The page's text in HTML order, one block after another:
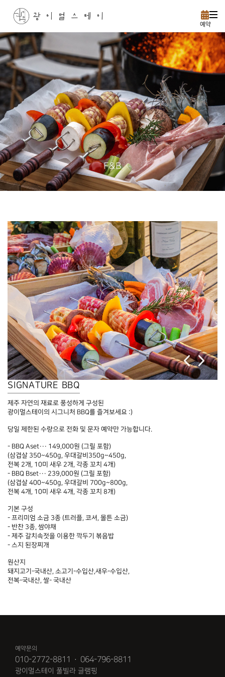
예약
F&B
SIGNATURE BBQ
제주 자연의 재료로 풍성하게 구성된
광이멀스테이의 시그니처 BBQ를 즐겨보세요 :)
당일 제한된 수량으로 전화 및 문자 예약만 가능합니다.
- BBQ Aset··· 149,000원 (그릴 포함)
(삼겹살 350~450g, 우대갈비350g~450g,
전복 2개, 10미 새우 2개, 각종 꼬치 4개)
- BBQ Bset··· 239,000원 (그릴 포함)
(삼겹살 400~450g, 우대갈비 700g~800g,
전복 4개, 10미 새우 4개, 각종 꼬치 8개)
기본 구성
- 프리미엄 소금 3종 (트러플, 코셔, 몰튼 소금)
- 반찬 3종, 쌈야채
- 제주 갈치속젓을 이용한 깍두기 볶음밥
- 스지 된장찌개
원산지
돼지고기-국내산, 소고기-수입산,새우-수입산,
전복-국내산, 쌀- 국내산
예약문의
010-2772-8811 · 064-796-8811
광이멀스테이 풀빌라 글램핑